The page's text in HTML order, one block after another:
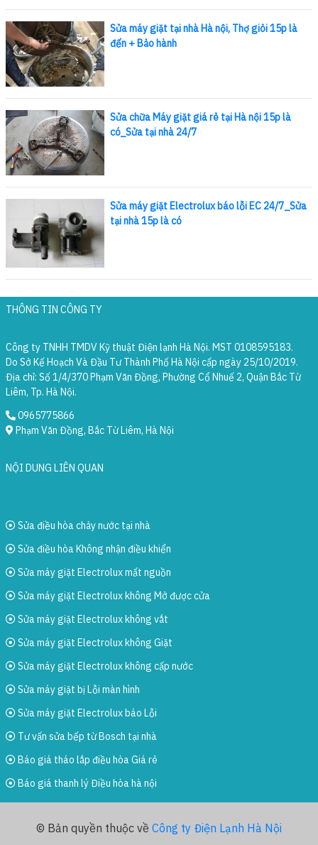
Sửa máy giặt tại nhà Hà nội, Thợ giỏi 15p là
đến + Bảo hành
Sửa chữa Máy giặt giá rẻ tại Hà nội 15p là
có_Sửa tại nhà 24/7
Sửa máy giặt Electrolux báo lỗi EC 24/7_Sửa
tại nhà 15p là có
THÔNG TIN CÔNG TY
Công ty TNHH TMDV Kỹ thuật Điện lạnh Hà Nội. MST 0108595183.
Do Sở Kế Hoạch Và Đầu Tư Thành Phố Hà Nội cấp ngày 25/10/2019.
Địa chỉ: Số 1/4/370 Phạm Văn Đồng, Phường Cổ Nhuế 2, Quận Bắc Từ
Liêm, Tp. Hà Nội.
0965775866
Phạm Văn Đồng, Bắc Từ Liêm, Hà Nội
NỘI DUNG LIÊN QUAN
Sửa điều hòa chảy nước tại nhà
Sửa điều hòa Không nhận điều khiển
Sửa máy giặt Electrolux mất nguồn
Sửa máy giặt Electrolux không Mở được cửa
Sửa máy giặt Electrolux không vắt
Sửa máy giặt Electrolux không Giặt
Sửa máy giặt Electrolux không cấp nước
Sửa máy giặt bị Lỗi màn hình
Sửa máy giặt Electrolux báo Lỗi
Tư vấn sửa bếp từ Bosch tại nhà
Báo giá tháo lắp điều hòa Giá rẻ
Báo giá thanh lý Điều hòa hà nội
© Bản quyền thuộc về Công ty Điện Lạnh Hà Nội